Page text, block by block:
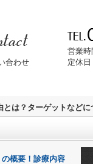
合わせ
営業時
定休日
は？ターゲットなどに
概要！診療内容